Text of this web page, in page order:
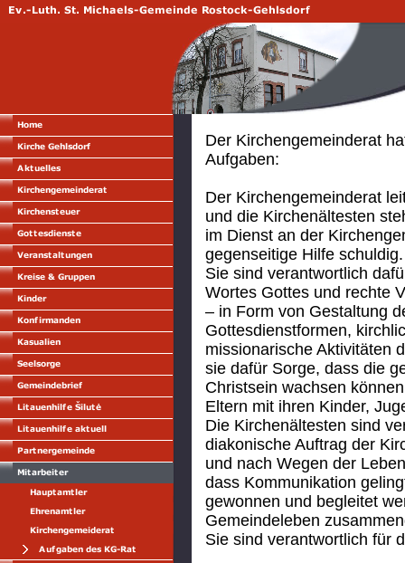
Der Kirchengemeinderat
Aufgaben:
Der Kirchengemeinderat
und die Kirchenältesten
im Dienst an der
gegenseitige Hilfe schuldig.
Sie sind verantwortlich
Wortes Gottes und rechte
– in Form von Gestaltung
Gottesdienstformen,
missionarische Aktivitäten
sie dafür Sorge, dass die
Christsein wachsen
Eltern mit ihren Kinder,
Die Kirchenältesten sind
diakonische Auftrag der
und nach Wegen der
dass Kommunikation
gewonnen und begleitet
Gemeindeleben
Sie sind verantwortlich für